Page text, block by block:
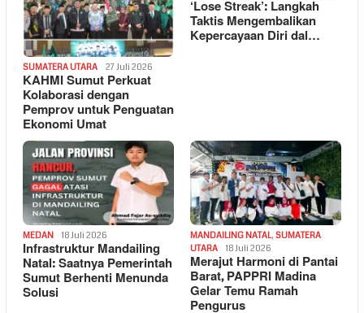
SUMATERA UTARA 27 Juli 2026
KAHMI Sumut Perkuat
Kolaborasi dengan
Pemprov untuk Penguatan
Ekonomi Umat
‘Lose Streak’: Langkah
Taktis Mengembalikan
Kepercayaan Diri dal…
MEDAN 18 Juli 2026
Infrastruktur Mandailing
Natal: Saatnya Pemerintah
Sumut Berhenti Menunda
Solusi
MANDAILING NATAL, SUMATERA
UTARA
18 Juli 2026
Merajut Harmoni di Pantai
Barat, PAPPRI Madina
Gelar Temu Ramah
Pengurus